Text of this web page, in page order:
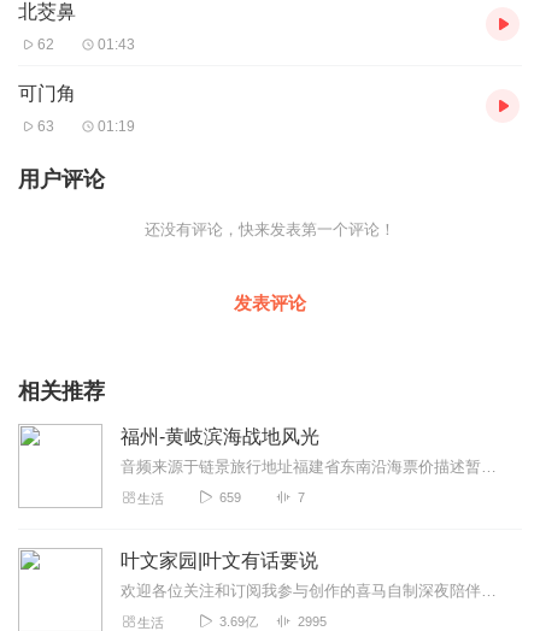
北茭鼻
62 01:43
可门角
63 01:19
用户评论
还没有评论，快来发表第一个评论！
发表评论
相关推荐
福州-黄岐滨海战地风光
音频来源于链景旅行地址福建省东南沿海票价描述暂无开放时间全天乘车信息暂无
生活 659 7
叶文家园|叶文有话要说
欢迎各位关注和订阅我参与创作的喜马自制深夜陪伴谈话栏目《听你说·百态人声》【听你说·百态人声】每晚直播连线真实人间故事|叶文现场互动中|人间冷暖，抱团取暖每周...
生活 3.69亿 2995